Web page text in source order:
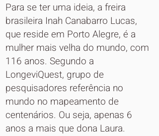
Para se ter uma ideia, a freira
brasileira Inah Canabarro Lucas,
que reside em Porto Alegre, é a
mulher mais velha do mundo, com
116 anos. Segundo a
LongeviQuest, grupo de
pesquisadores referência no
mundo no mapeamento de
centenários. Ou seja, apenas 6
anos a mais que dona Laura.